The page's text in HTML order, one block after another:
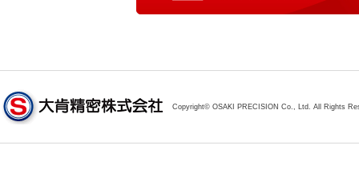
Copyright© OSAKI PRECISION Co., Ltd. All Rights